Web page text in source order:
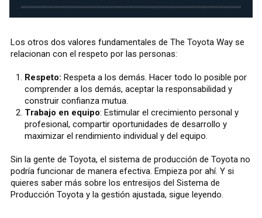
Los otros dos valores fundamentales de The Toyota Way se
relacionan con el respeto por las personas:
Respeto: Respeta a los demás. Hacer todo lo posible por
comprender a los demás, aceptar la responsabilidad y
construir confianza mutua.
Trabajo en equipo: Estimular el crecimiento personal y
profesional, compartir oportunidades de desarrollo y
maximizar el rendimiento individual y del equipo.
Sin la gente de Toyota, el sistema de producción de Toyota no
podría funcionar de manera efectiva. Empieza por ahí. Y si
quieres saber más sobre los entresijos del Sistema de
Producción Toyota y la gestión ajustada, sigue leyendo.